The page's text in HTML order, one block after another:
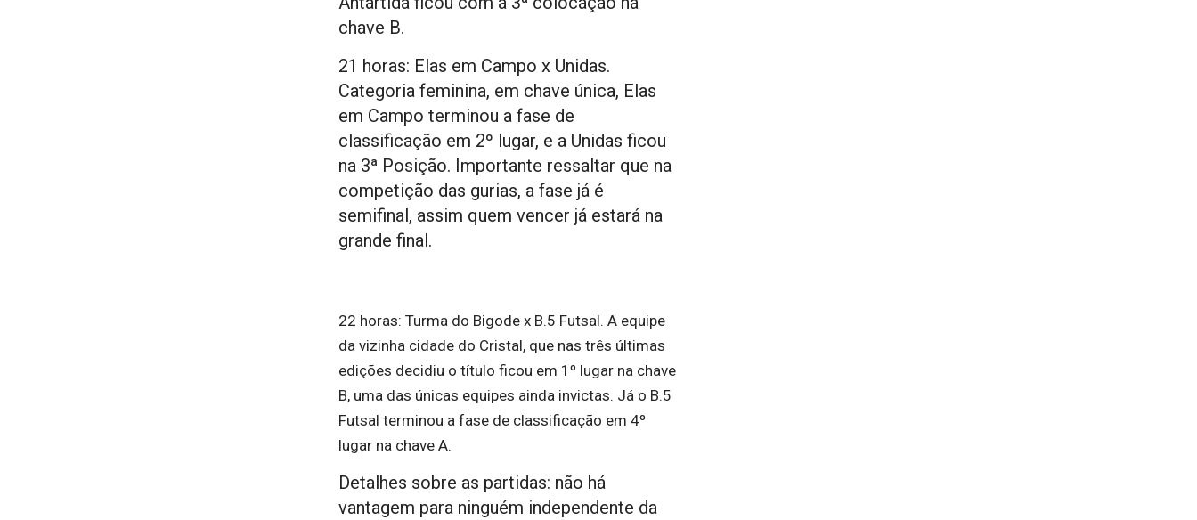
chave B.
21 horas: Elas em Campo x Unidas.
Categoria feminina, em chave única, Elas
em Campo terminou a fase de
classificação em 2º lugar, e a Unidas ficou
na 3ª Posição. Importante ressaltar que na
competição das gurias, a fase já é
semifinal, assim quem vencer já estará na
grande final.
22 horas: Turma do Bigode x B.5 Futsal. A equipe
da vizinha cidade do Cristal, que nas três últimas
edições decidiu o título ficou em 1º lugar na chave
B, uma das únicas equipes ainda invictas. Já o B.5
Futsal terminou a fase de classificação em 4º
lugar na chave A.
Detalhes sobre as partidas: não há
vantagem para ninguém independente da